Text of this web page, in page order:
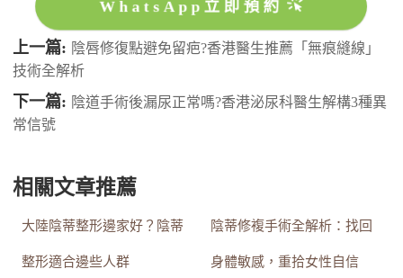
WhatsApp立即預約
上一篇: 陰唇修復點避免留疤?香港醫生推薦「無痕縫線」
技術全解析
下一篇: 陰道手術後漏尿正常嗎?香港泌尿科醫生解構3種異
常信號
相關文章推薦
大陸陰蒂整形邊家好？陰蒂
整形適合邊些人群
陰蒂修複手術全解析：找回
身體敏感，重拾女性自信